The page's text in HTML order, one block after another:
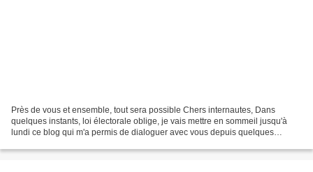
Près de vous et ensemble, tout sera possible Chers internautes, Dans
quelques instants, loi électorale oblige, je vais mettre en sommeil jusqu'à
lundi ce blog qui m'a permis de dialoguer avec vous depuis quelques